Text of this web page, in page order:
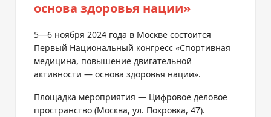
основа здоровья нации»
5—6 ноября 2024 года в Москве состоится
Первый Национальный конгресс «Спортивная
медицина, повышение двигательной
активности — основа здоровья нации».
Площадка мероприятия — Цифровое деловое
пространство (Москва, ул. Покровка, 47).